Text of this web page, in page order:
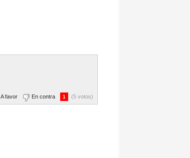
A favor En contra 1 (5 votos)